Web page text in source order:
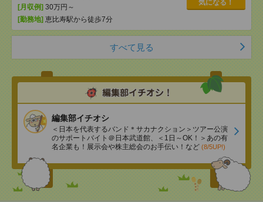
[月収例] 30万円～
[勤務地] 恵比寿駅から徒歩7分
気になる！
すべて見る
編集部イチオシ
＜日本を代表するバンド＊サカナクション＞ツアー公演
のサポートバイト＠日本武道館、＜1日～OK！＞あの有
名企業も！展示会や株主総会のお手伝い！など (8/5UP!)